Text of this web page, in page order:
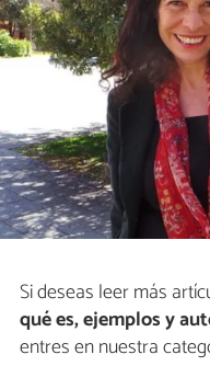
Si deseas leer más
qué es, ejemplos y
entres en nuestra